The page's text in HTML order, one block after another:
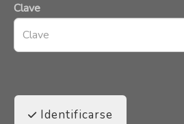
Clave
Identificarse